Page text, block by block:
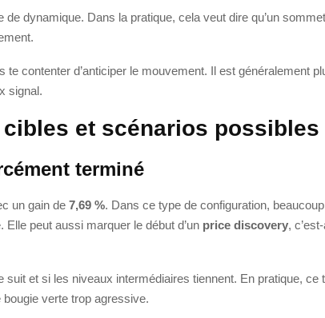
de dynamique. Dans la pratique, cela veut dire qu’un
contenter d’anticiper le mouvement. Il est généralement
signal.
et scénarios possibles
terminé
un gain de 7,69 %. Dans ce type de configuration,
peut aussi marquer le début d’un price discovery,
suit et si les niveaux intermédiaires tiennent. En pratique, ce
bougie verte trop agressive.